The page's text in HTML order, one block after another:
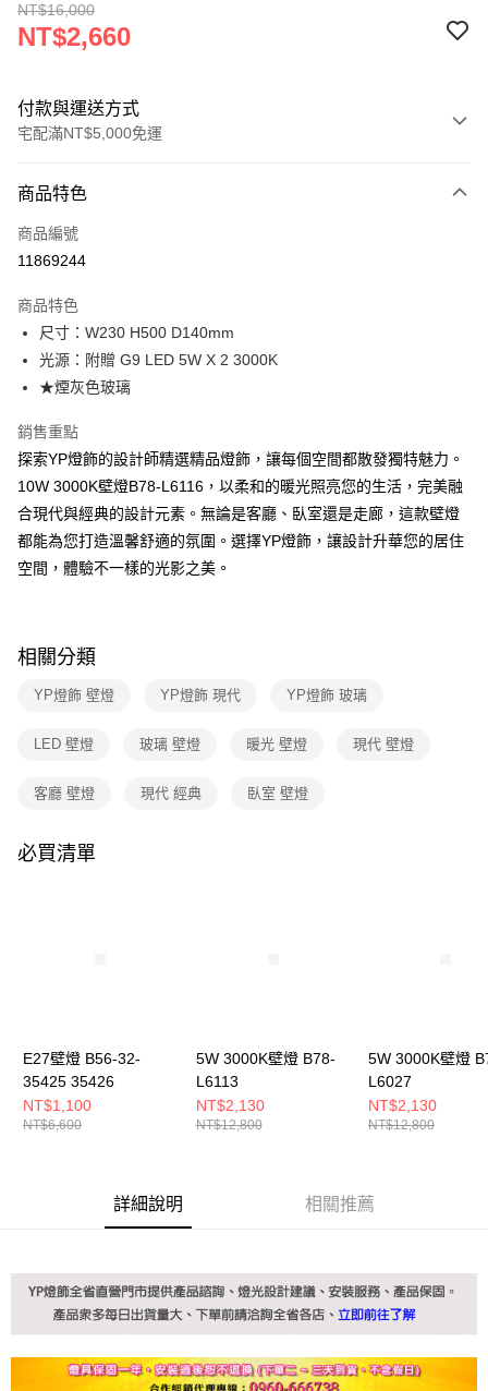
NT$16,000
NT$2,660
付款與運送方式
宅配滿NT$5,000免運
信用卡一次付款
LINE Pay
街口支付
悠遊付
全盈+PAY
AFTEE先享後付
相關說明
【關於「AFTEE先享後付」】
AFTEE先享後付是「在收到商品之後才付款」的支付方式。 讓您購物簡單
便利好安心！
１．於結帳方式選擇「AFTEE先享後付」後，將跳轉至「AFTEE先享後付」
２．訂單成立數日內，您將收到繳費通知簡訊。
３．收到繳費通知簡訊後14天內，點擊此簡訊中的連結，可透過四大超商／
※ 請注意：結帳手續完成當下不需立刻繳費，但若您需要取消訂單，請聯絡
※ 交易是否成功請以「AFTEE先享後付 」之結帳頁面顯示為準，若有關於
３．未成年的使用者請事先徵得法定代理人或監護人之同意方可使用
「AFTEE先享後付」，若未經同意申辦者引起之損失，本公司不負相關責
任。
４．使用「AFTEE先享後付」時，將依據個別帳號之用戶狀況，依本公司即
時審查核予不同之上限額度；若仍有額度不足之情形，本公司將視審查結果
新竹貨運宅配
商品特色
商品編號
11869244
商品特色
尺寸：W230 H500 D140mm
光源：附贈 G9 LED 5W X 2 3000K
★煙灰色玻璃
銷售重點
探索YP燈飾的設計師精選精品燈飾，讓每個空間都散發獨特魅力。
10W 3000K壁燈B78-L6116，以柔和的暖光照亮您的生活，完美融
合現代與經典的設計元素。無論是客廳、臥室還是走廊，這款壁燈
都能為您打造溫馨舒適的氛圍。選擇YP燈飾，讓設計升華您的居住
空間，體驗不一樣的光影之美。
相關分類
YP燈飾 壁燈 YP燈飾 現代 YP燈飾 玻璃
LED 壁燈 玻璃 壁燈 暖光 壁燈 現代 壁燈
客廳 壁燈 現代 經典 臥室 壁燈
必買清單
E27壁燈 B56-32-
35425 35426
NT$1,100
NT$6,600
5W 3000K壁燈 B78-
L6113
NT$2,130
NT$12,800
5W 3000K壁燈
L6027
NT$2,130
NT$12,800
詳細說明 相關推薦